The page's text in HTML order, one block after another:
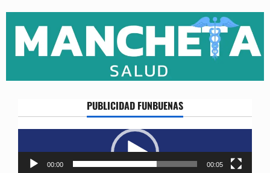
content
PUBLICIDAD FUNBUENAS
Reproductor
de
vídeo
00:00 00:05